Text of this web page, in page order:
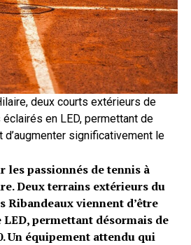
deux courts extérieurs de
en LED, permettant de
d’augmenter significativement le
les passionnés de tennis à
Deux terrains extérieurs du
Ribandeaux viennent d’être
LED, permettant désormais de
Un équipement attendu qui